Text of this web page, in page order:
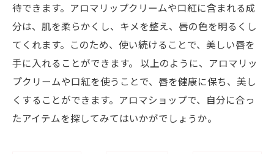
待できます。アロマリップクリームや口紅に含まれる成
分は、肌を柔らかくし、キメを整え、唇の色を明るくし
てくれます。このため、使い続けることで、美しい唇を
手に入れることができます。 以上のように、アロマリッ
プクリームや口紅を使うことで、唇を健康に保ち、美し
くすることができます。アロマショップで、自分に合っ
たアイテムを探してみてはいかがでしょうか。